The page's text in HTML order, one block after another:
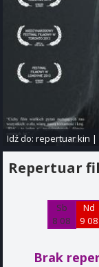
Idź do:repertuar kin |
Repertuar
Sb
8 08
Nd
9 08
Brak